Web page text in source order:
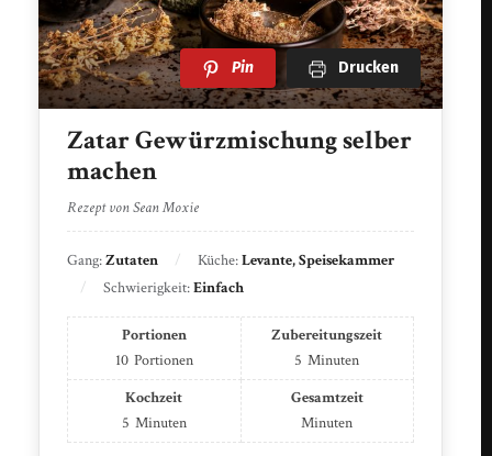
Pin Drucken
Zatar Gewürzmischung selber
machen
Rezept von Sean Moxie
Gang:Zutaten Küche:Levante, Speisekammer
Schwierigkeit:Einfach
Portionen
10 Portionen
Zubereitungszeit
5 Minuten
Kochzeit
5 Minuten
Gesamtzeit
Minuten